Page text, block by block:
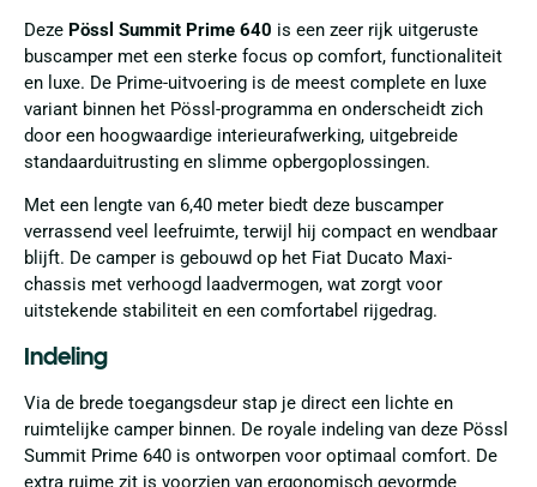
Deze Pössl Summit Prime 640 is een zeer rijk uitgeruste
buscamper met een sterke focus op comfort, functionaliteit
en luxe. De Prime-uitvoering is de meest complete en luxe
variant binnen het Pössl-programma en onderscheidt zich
door een hoogwaardige interieurafwerking, uitgebreide
standaarduitrusting en slimme opbergoplossingen.
Met een lengte van 6,40 meter biedt deze buscamper
verrassend veel leefruimte, terwijl hij compact en wendbaar
blijft. De camper is gebouwd op het Fiat Ducato Maxi-
chassis met verhoogd laadvermogen, wat zorgt voor
uitstekende stabiliteit en een comfortabel rijgedrag.
Indeling
Via de brede toegangsdeur stap je direct een lichte en
ruimtelijke camper binnen. De royale indeling van deze Pössl
Summit Prime 640 is ontworpen voor optimaal comfort. De
extra ruime zit is voorzien van ergonomisch gevormde